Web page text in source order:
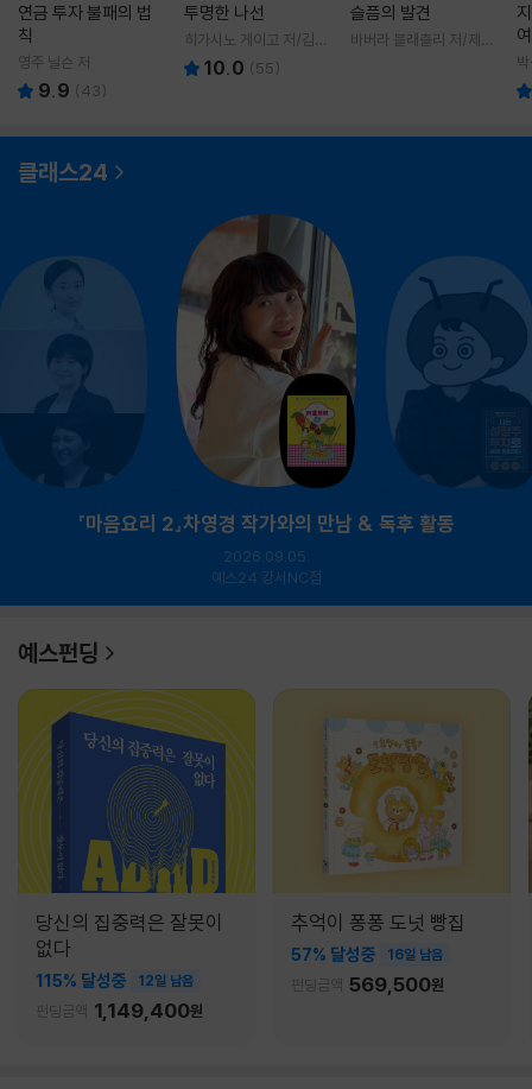
연금 투자 불패의 법
칙
영주 닐슨 저
9.9 (43)
투명한 나선
히가시노 게이고 저/김선
영 역10.0 (55)
슬픔의 발견
바버라 블래츨리 저/제효
클래스24
『마음요리 2』차영경 작가와의 만남 & 독후 활동
2026.09.05.
예스24 강서NC점
예스펀딩
당신의 집중력은 잘못이
없다
115% 달성중 12일 남음
펀딩금액 1,149,400원
추억이 퐁퐁 도넛 빵집
57% 달성중 16일 남음
펀딩금액 569,500원